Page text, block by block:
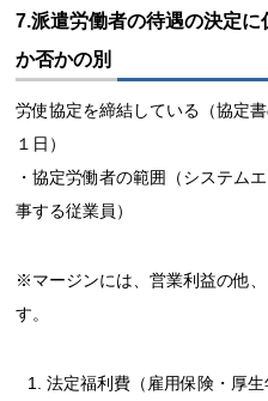
7.派遣労働者の待遇の決定
か否かの別
労使協定を締結している（協定
１日）
・協定労働者の範囲（システム
事する従業員）
※マージンには、営業利益の他
す。
法定福利費（雇用保険・厚